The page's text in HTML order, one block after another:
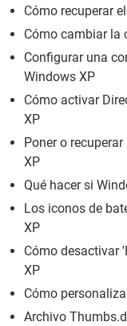
Cómo recuperar
Cómo cambiar la
Configurar una
Windows XP
Cómo activar
XP
Poner o
XP
Qué hacer si
Los iconos de
XP
Cómo desactivar
XP
Cómo
Archivo